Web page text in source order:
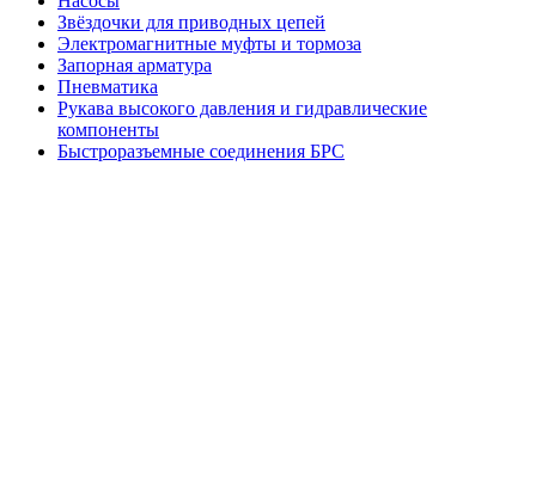
Звёздочки для приводных цепей
Электромагнитные муфты и тормоза
Запорная арматура
Пневматика
Рукава высокого давления и гидравлические
компоненты
Быстроразъемные соединения БРС